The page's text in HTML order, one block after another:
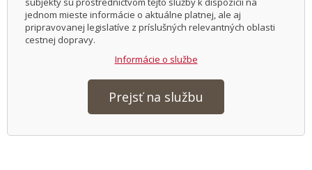
jednom mieste informácie o aktuálne platnej, ale aj
pripravovanej legislatíve z príslušných relevantných oblasti
cestnej dopravy.
Informácie o službe
Prejsť na službu